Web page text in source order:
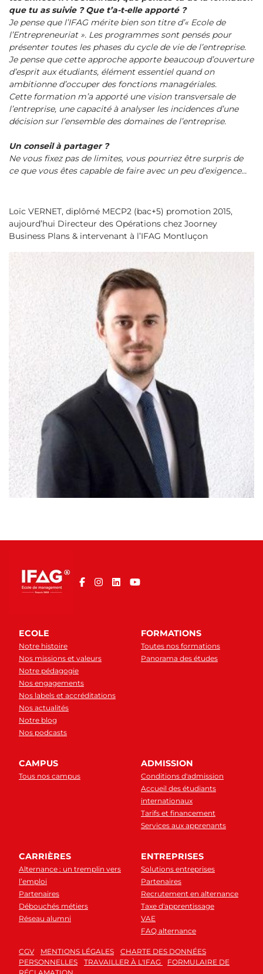
que tu as suivie ? Que t’a-t-elle apporté ?
Je pense que l’IFAG mérite bien son titre d’« Ecole de
l’Entrepreneuriat ». Les programmes sont pensés pour
présenter toutes les phases du cycle de vie de l’entreprise.
Je pense que cette approche apporte beaucoup d’ouverture
d’esprit aux étudiants, élément essentiel quand on
ambitionne d’occuper des fonctions managériales.
Cette formation m’a apporté une vision transversale de
l’entreprise, une capacité à analyser les incidences d’une
décision sur l’ensemble des domaines de l’entreprise.
Un conseil à partager ?
Ne vous fixez pas de limites, vous pourriez être surpris de
ce que vous êtes capable de faire avec un peu d’exigence…
Loïc VERNET, diplômé MECP2 (bac+5) promotion 2015,
aujourd’hui Directeur des Opérations chez Joorney
Business Plans & intervenant à l’IFAG Montluçon
ECOLE
Notre histoire
Nos missions et valeurs
Notre pédagogie
Nos engagements
Nos labels et accréditations
Nos actualités
Notre blog
Nos podcasts
FORMATIONS
Toutes nos formations
Panorama des études
CAMPUS
Tous nos campus
ADMISSION
Conditions d'admission
Accueil des étudiants
internationaux
Tarifs et financement
Services aux apprenants
CARRIÈRES
Alternance : un tremplin vers
l’emploi
Partenaires
Débouchés métiers
Réseau alumni
ENTREPRISES
Solutions entreprises
Partenaires
Recrutement en alternance
Taxe d'apprentissage
VAE
FAQ alternance
CGV MENTIONS LÉGALES
CHARTE DES DONNÉES
PERSONNELLES
TRAVAILLER À L'IFAG
FORMULAIRE DE